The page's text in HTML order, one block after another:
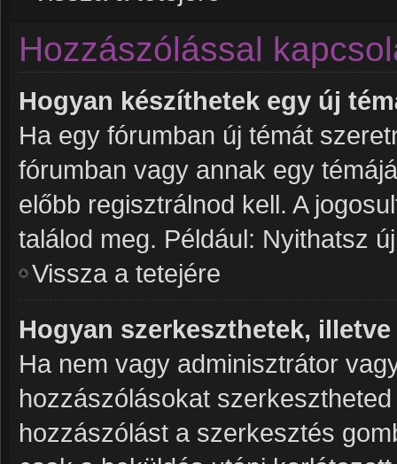
Hozzászólással
Hogyan készíthetek egy új
Ha egy fórumban új témát
fórumban vagy annak egy
előbb regisztrálnod kell. A
találod meg. Például: Nyithatsz
Vissza a tetejére
Hogyan szerkeszthetek,
Ha nem vagy adminisztrátor
hozzászólásokat
hozzászólást a szerkesztés